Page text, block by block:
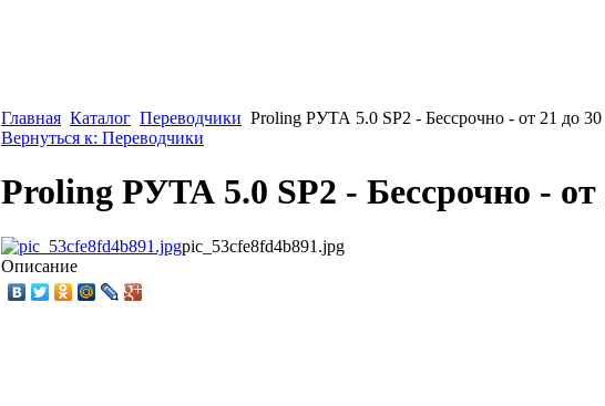
Главная Каталог Переводчики Proling РУТА 5.0 SP2 - Бессрочно - от 21 до 30
Вернуться к: Переводчики
Proling РУТА 5.0 SP2 - Бессрочно - от
pic_53cfe8fd4b891.jpg
Описание